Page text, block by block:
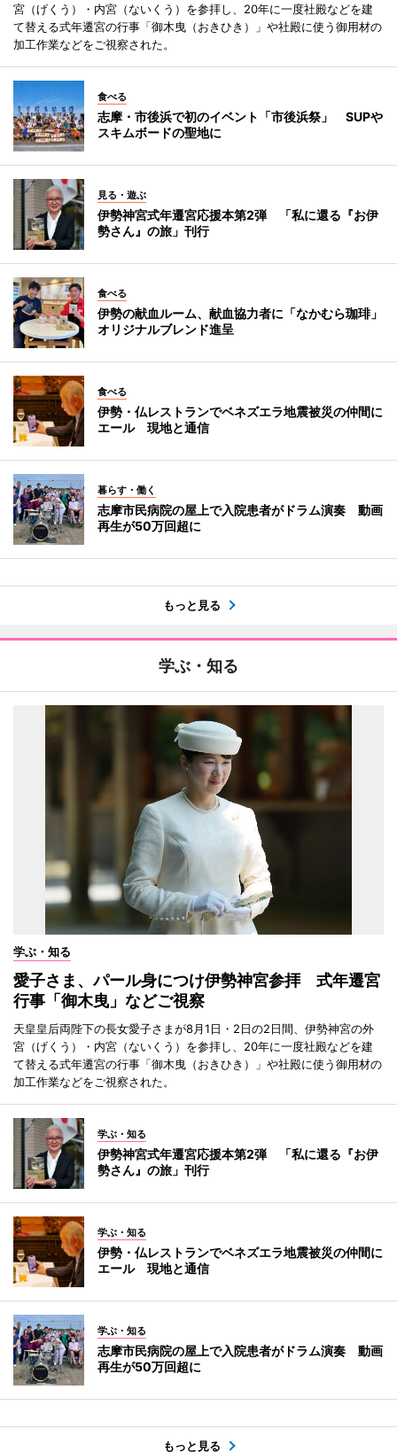
宮（げくう）・内宮（ないくう）を参拝し、20年に一度社殿などを建
て替える式年遷宮の行事「御木曳（おきひき）」や社殿に使う御用材の
加工作業などをご視察された。
食べる
志摩・市後浜で初のイベント「市後浜祭」 SUPや
スキムボードの聖地に
見る・遊ぶ
伊勢神宮式年遷宮応援本第2弾 「私に還る『お伊
勢さん』の旅」刊行
食べる
伊勢の献血ルーム、献血協力者に「なかむら珈琲」
オリジナルブレンド進呈
食べる
伊勢・仏レストランでベネズエラ地震被災の仲間に
エール 現地と通信
暮らす・働く
志摩市民病院の屋上で入院患者がドラム演奏 動画
再生が50万回超に
もっと見る
学ぶ・知る
学ぶ・知る
愛子さま、パール身につけ伊勢神宮参拝 式年遷宮
行事「御木曳」などご視察
天皇皇后両陛下の長女愛子さまが8月1日・2日の2日間、伊勢神宮の外
宮（げくう）・内宮（ないくう）を参拝し、20年に一度社殿などを建
て替える式年遷宮の行事「御木曳（おきひき）」や社殿に使う御用材の
加工作業などをご視察された。
学ぶ・知る
伊勢神宮式年遷宮応援本第2弾 「私に還る『お伊
勢さん』の旅」刊行
学ぶ・知る
伊勢・仏レストランでベネズエラ地震被災の仲間に
エール 現地と通信
学ぶ・知る
志摩市民病院の屋上で入院患者がドラム演奏 動画
再生が50万回超に
もっと見る